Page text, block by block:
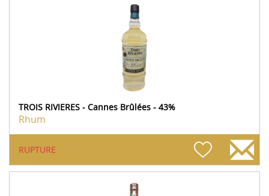
TROIS RIVIERES - Cannes Brûlées - 43%
Rhum
RUPTURE